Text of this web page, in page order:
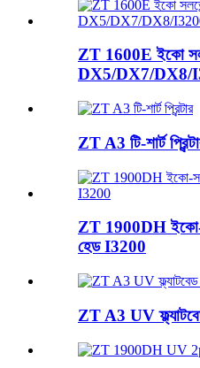
ZT 1600E ইকো
DX5/DX7/DX8/
ZT A3 টি-শার্ট
ZT 1900DH ইকো-
হেড I3200
ZT A3 UV